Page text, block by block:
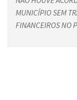
MUNICÍPIO SEM
FINANCEIROS NO